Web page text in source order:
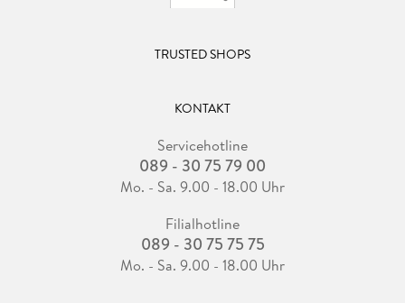
TRUSTED SHOPS
KONTAKT
Servicehotline
089 - 30 75 79 00
Mo. - Sa. 9.00 - 18.00 Uhr
Filialhotline
089 - 30 75 75 75
Mo. - Sa. 9.00 - 18.00 Uhr